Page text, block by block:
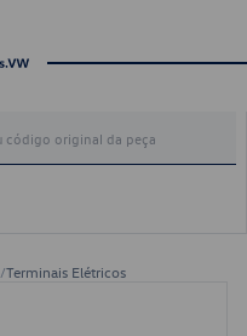
/Terminais Elétricos